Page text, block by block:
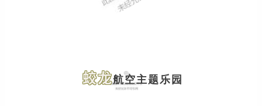
蛟龙航空主题乐园